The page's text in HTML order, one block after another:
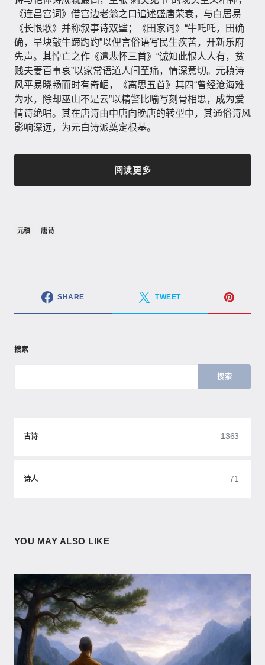
《连昌宫词》借宫边老翁之口追述盛唐荣衰，与白居易
《长恨歌》并称叙事诗双璧；《田家词》“牛吒吒，田确
确，旱块敲牛蹄趵趵”以俚言俗语写民生疾苦，开新乐府
先声。其悼亡之作《遣悲怀三首》“诚知此恨人人有，贫
贱夫妻百事哀”以家常语道人间至痛，情深意切。元稹诗
风平易晓畅而时有奇崛，《离思五首》其四“曾经沧海难
为水，除却巫山不是云”以精警比喻写刻骨相思，成为爱
情诗绝唱。其在唐诗由中唐向晚唐的转型中，其通俗诗风
影响深远，为元白诗派奠定根基。
阅读更多
元稹 唐诗
SHARE TWEET
搜索
搜索
古诗 1363
诗人 71
YOU MAY ALSO LIKE